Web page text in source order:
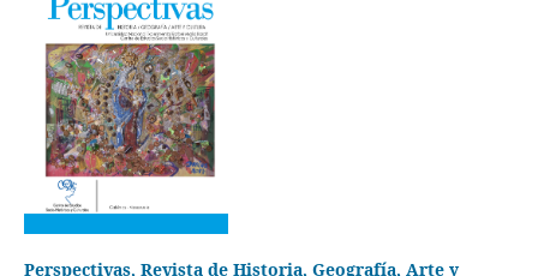
Perspectivas, Revista de Historia, Geografía, Arte y